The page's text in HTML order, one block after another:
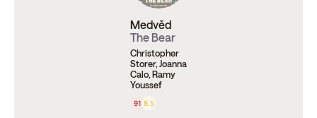
Medvěd
The Bear
Christopher
Storer, Joanna
Calo, Ramy
Youssef
91 8.5